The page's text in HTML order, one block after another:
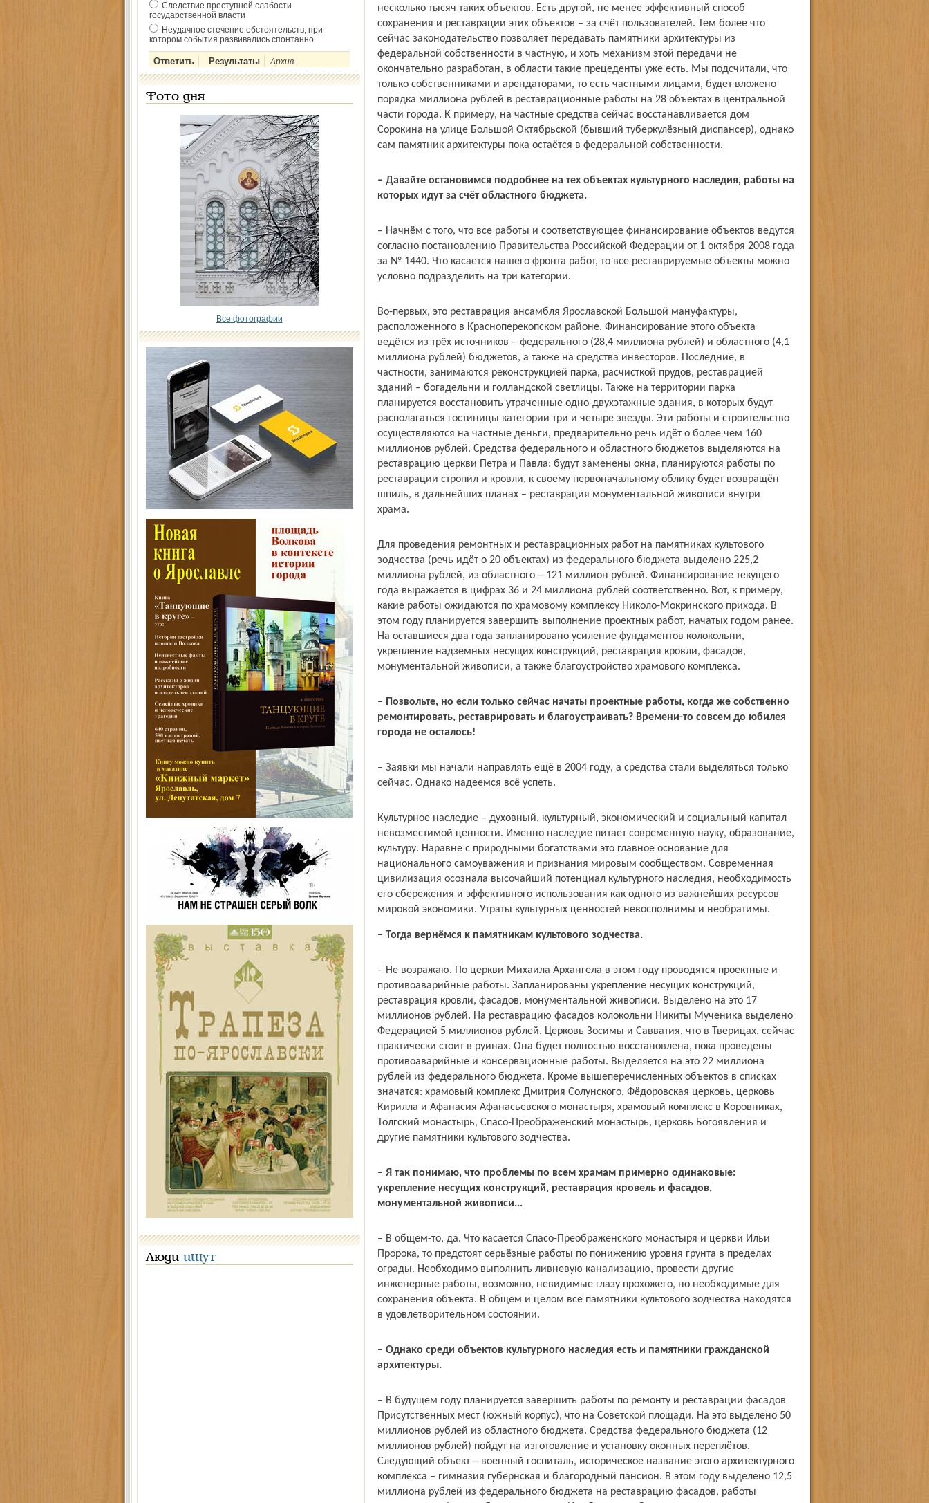
Следствие преступной слабости
государственной власти
Неудачное стечение обстоятельств, при
котором события развивались спонтанно
Архив
Фото дня
Все фотографии
Люди ищут
несколько тысяч таких объектов. Есть другой, не менее эффективный способ
сохранения и реставрации этих объектов – за счёт пользователей. Тем более что
сейчас законодательство позволяет передавать памятники архитектуры из
федеральной собственности в частную, и хоть механизм этой передачи не
окончательно разработан, в области такие прецеденты уже есть. Мы подсчитали, что
только собственниками и арендаторами, то есть частными лицами, будет вложено
порядка миллиона рублей в реставрационные работы на 28 объектах в центральной
части города. К примеру, на частные средства сейчас восстанавливается дом
Сорокина на улице Большой Октябрьской (бывший туберкулёзный диспансер), однако
сам памятник архитектуры пока остаётся в федеральной собственности.
– Давайте остановимся подробнее на тех объектах культурного наследия, работы на
которых идут за счёт областного бюджета.
– Начнём с того, что все работы и соответствующее финансирование объектов ведутся
согласно постановлению Правительства Российской Федерации от 1 октября 2008 года
за № 1440. Что касается нашего фронта работ, то все реставрируемые объекты можно
условно подразделить на три категории.
Во-первых, это реставрация ансамбля Ярославской Большой мануфактуры,
расположенного в Красноперекоп­ском районе. Финансирование этого объекта
ведётся из трёх источников – федерального (28,4 миллиона рублей) и областного (4,1
миллиона рублей) бюджетов, а также на средства инвесторов. Последние, в
частности, занимаются реконструкцией парка, расчисткой прудов, реставрацией
зданий – богадельни и голландской светлицы. Также на территории парка
планируется восстановить утраченные одно-двухэтажные здания, в которых будут
располагаться гостиницы категории три и четыре звезды. Эти работы и строительство
осуществляются на частные деньги, предварительно речь идёт о более чем 160
миллионов рублей. Средства федерального и областного бюджетов выделяются на
реставрацию церкви Петра и Павла: будут заменены окна, планируются работы по
реставрации стропил и кровли, к своему первоначальному облику будет возвращён
шпиль, в дальнейших планах – реставрация монументальной живописи внутри
храма.
Для проведения ремонтных и реставрационных работ на памятниках культового
зодчества (речь идёт о 20 объектах) из федерального бюджета выделено 225,2
миллиона рублей, из областного – 121 миллион рублей. Финансирование текущего
года выражается в цифрах 36 и 24 миллиона рублей соответственно. Вот, к примеру,
какие работы ожидаются по храмовому комплексу Николо-Мокринского прихода. В
этом году планируется завершить выполнение проектных работ, начатых годом ранее.
На оставшиеся два года запланировано усиление фундаментов колокольни,
укрепление надземных несущих конструкций, реставрация кровли, фасадов,
монументальной живописи, а также благоустройство храмового комплекса.
– Позвольте, но если только сейчас начаты проектные работы, когда же собственно
ремонтировать, реставрировать и благоустраивать? Времени-то совсем до юбилея
города не осталось!
– Заявки мы начали направлять ещё в 2004 году, а средства стали выделяться только
сейчас. Однако надеемся всё успеть.
Культурное наследие – духовный, культурный, экономический и социальный капитал
невозместимой ценности. Именно наследие питает современную науку, образование,
культуру. Наравне с природными богатствами это главное основание для
национального самоуважения и признания мировым сообществом. Современная
цивилизация осознала высочайший потенциал культурного наследия, необходимость
его сбережения и эффективного использования как одного из важнейших ресурсов
мировой экономики. Утраты культурных ценностей невосполнимы и необратимы.
– Тогда вернёмся к памятникам культового зодчества.
– Не возражаю. По церкви Михаила Архангела в этом году проводятся проектные и
противоаварийные работы. Запланированы укрепление несущих конструкций,
реставрация кровли, фасадов, монументальной живописи. Выделено на это 17
миллионов рублей. На реставрацию фасадов колокольни Никиты Мученика выделено
Федерацией 5 миллионов рублей. Церковь Зосимы и Савватия, что в Тверицах, сейчас
практически стоит в руинах. Она будет полностью восстановлена, пока проведены
противоаварийные и консервационные работы. Выделяется на это 22 миллиона
рублей из федерального бюджета. Кроме вышеперечисленных объектов в списках
значатся: храмовый комплекс Дмитрия Солунского, Фёдоровская церковь, церковь
Кирилла и Афанасия Афанасьевского монастыря, храмовый комплекс в Коровниках,
Толгский монастырь, Спасо-Преображенский монастырь, церковь Богоявления и
другие памятники культового зодчества.
– Я так понимаю, что проблемы по всем храмам примерно одинаковые:
укрепление несущих конструкций, реставрация кровель и фасадов,
монументальной живописи...
– В общем-то, да. Что касается Спасо-Преображенского монастыря и церкви Ильи
Пророка, то предстоят серьёзные работы по понижению уровня грунта в пределах
ограды. Необходимо выполнить ливневую канализацию, провести другие
инженерные работы, возможно, невидимые глазу прохожего, но необходимые для
сохранения объекта. В общем и целом все памятники культового зодчества находятся
в удовлетворительном состоянии.
– Однако среди объектов культурного наследия есть и памятники гражданской
архитектуры.
– В будущем году планируется завершить работы по ремонту и реставрации фасадов
Присутственных мест (южный корпус), что на Советской площади. На это выделено 50
миллионов рублей из областного бюджета. Средства федерального бюджета (12
миллионов рублей) пойдут на изготовление и установку оконных переплётов.
Следующий объект – военный госпиталь, историческое название этого архитектурного
комплекса – гимназия губернская и благородный пансион. В этом году выделено 12,5
миллиона рублей из федерального бюджета на реставрацию фасадов, работы